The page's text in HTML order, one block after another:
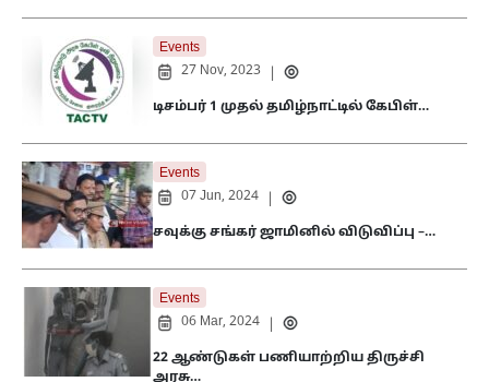
Events
27 Nov, 2023
டிசம்பர் 1 முதல் தமிழ்நாட்டில் கேபிள்…
Events
07 Jun, 2024
சவுக்கு சங்கர் ஜாமினில் விடுவிப்பு –…
Events
06 Mar, 2024
22 ஆண்டுகள் பணியாற்றிய திருச்சி
அரசு…